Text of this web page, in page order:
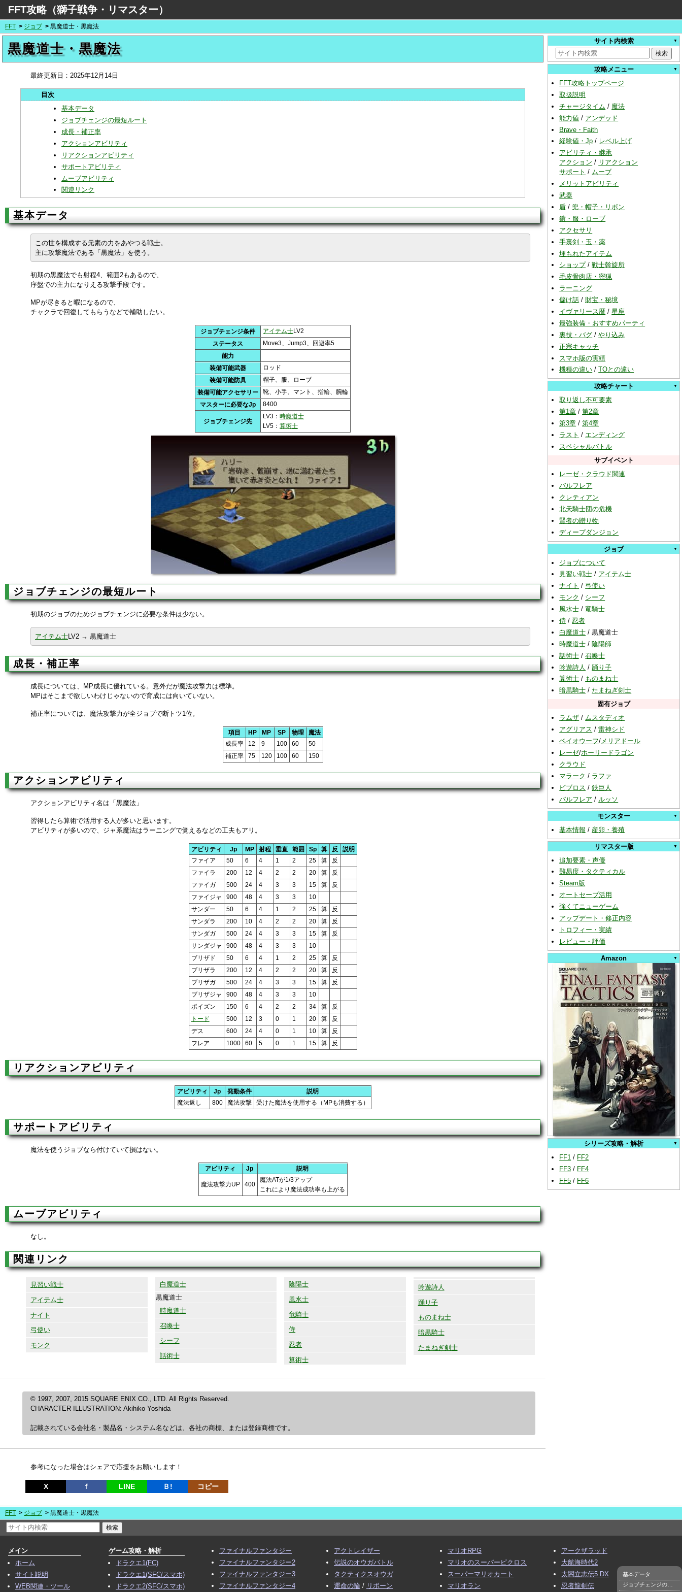
FFT攻略（獅子戦争・リマスター）
FFT ジョブ 黒魔道士・黒魔法
黒魔道士・黒魔法
最終更新日： 2025年12月14日
基本データ
ジョブチェンジの最短ルート
成長・補正率
アクションアビリティ
リアクションアビリティ
サポートアビリティ
ムーブアビリティ
関連リンク
基本データ
この世を構成する元素の力をあやつる戦士。
主に攻撃魔法である「黒魔法」を使う。
初期の黒魔法でも射程4、範囲2もあるので、
序盤での主力になりえる攻撃手段です。
MPが尽きると暇になるので、
チャクラで回復してもらうなどで補助したい。
ジョブチェンジ条件 アイテム士LV2
ステータス
Move3、Jump3、回避率5
能力
装備可能武器
ロッド
装備可能防具
帽子、服、ローブ
装備可能アクセサリー
靴、小手、マント、指輪、腕輪
マスターに必要なJp
8400
ジョブチェンジ先
LV3：時魔道士
LV5：算術士
ジョブチェンジの最短ルート
初期のジョブのためジョブチェンジに必要な条件は少ない。
アイテム士LV2 → 黒魔道士
成長・補正率
成長については、MP成長に優れている。意外だが魔法攻撃力は標準。
MPはそこまで欲しいわけじゃないので育成には向いていない。
補正率については、魔法攻撃力が全ジョブで断トツ1位。
項目 HP MP SP 物理
魔法
成長率
12 9 100 60
50
補正率
75 120 100 60 150
アクションアビリティ
アクションアビリティ名は「黒魔法」
習得したら算術で活用する人が多いと思います。
アビリティが多いので、ジャ系魔法はラーニングで覚えるなどの工夫もアリ。
アビリティ Jp MP 射程 垂直 範囲 Sp 算 反
説明
ファイア
50 6 4 1 2 25 算
反
ファイラ
200 12 4 2 2 20 算
反
ファイガ
500 24 4 3 3 15 算
反
ファイジャ
900 48 4 3 3
10
サンダー
50 6 4 1 2 25 算
反
サンダラ
200 10 4 2 2 20 算
反
サンダガ
500 24 4 3 3 15 算
反
サンダジャ
900 48 4 3 3
10
ブリザド
50 6 4 1 2 25 算
反
ブリザラ
200 12 4 2 2 20 算
反
ブリザガ
500 24 4 3 3 15 算
反
ブリザジャ
900 48 4 3 3
10
ポイズン
150 6 4 2 2 34 算
反
トード
500 12 3 0 1 20 算
反
デス
600 24 4 0 1 10 算
反
フレア
1000 60 5 0 1 15 算 反
リアクションアビリティ
アビリティ Jp 発動条件
説明
魔法返し
800 魔法攻撃 受けた魔法を使用する（MPも消費する）
サポートアビリティ
魔法を使うジョブなら付けていて損はない。
アビリティ Jp 説明
魔法攻撃力UP 400
魔法ATが1/3アップ
これにより魔法成功率も上がる
ムーブアビリティ
なし。
関連リンク
見習い戦士
アイテム士
ナイト
弓使い
モンク
白魔道士
黒魔道士
時魔道士
召喚士
シーフ
話術士
陰陽士
風水士
竜騎士
侍
忍者
算術士
吟遊詩人
踊り子
ものまね士
暗黒騎士
たまねぎ剣士
© 1997, 2007, 2015 SQUARE ENIX CO., LTD. All Rights Reserved.
CHARACTER ILLUSTRATION: Akihiko Yoshida
記載されている会社名・製品名・システム名などは、各社の商標、または登録商標です。
参考になった場合はシェアで応援をお願いします！
X ｆ LINE Ｂ! コピー
サイト内検索
攻略メニュー
FFT攻略トップページ
取扱説明
チャージタイム / 魔法
能力値 / アンデッド
Brave・Faith
経験値・Jp / レベル上げ
アビリティ・継承
アクション / リアクション
サポート /ムーブ
メリットアビリティ
武器
盾 / 兜・帽子・リボン
鎧・服・ローブ
アクセサリ
手裏剣・玉・薬
埋もれたアイテム
ショップ/戦士斡旋所
毛皮骨肉店・密猟
ラーニング
儲け話 / 財宝・秘境
イヴァリース暦 /星座
最強装備・おすすめパーティ
裏技・バグ /やり込み
正宗キャッチ
スマホ版の実績
機種の違い /TOとの違い
攻略チャート
取り返し不可要素
第1章 /第2章
第3章 /第4章
ラスト / エンディング
スペシャルバトル
サブイベント
レーゼ・クラウド関連
バルフレア
クレティアン
北天騎士団の危機
賢者の贈り物
ディープダンジョン
ジョブ
ジョブについて
見習い戦士 / アイテム士
ナイト / 弓使い
モンク / シーフ
風水士 /竜騎士
侍 / 忍者
白魔道士 /黒魔道士
時魔道士 /陰陽師
話術士 /召喚士
吟遊詩人 /踊り子
算術士 / ものまね士
暗黒騎士 / たまねぎ剣士
固有ジョブ
ラムザ /ムスタディオ
アグリアス /雷神シド
ベイオウーフ/メリアドール
レーゼ/ホーリードラゴン
クラウド
マラーク / ラファ
ビブロス /鉄巨人
バルフレア / ルッソ
モンスター
基本情報 / 産卵・養殖
リマスター版
追加要素・声優
難易度・タクティカル
Steam版
オートセーブ活用
強くてニューゲーム
アップデート・修正内容
トロフィー・実績
レビュー・評価
Amazon
シリーズ攻略・解析
FF1 / FF2
FF3 / FF4
FF5 / FF6
FFT ジョブ 黒魔道士・黒魔法
メイン
ホーム
サイト説明
WEB関連・ツール
ゲーム攻略・解析
ドラクエ1(FC)
ドラクエ1(SFC/スマホ)
ドラクエ2(SFC/スマホ)
ファイナルファンタジー
ファイナルファンタジー2
ファイナルファンタジー3
ファイナルファンタジー4
アクトレイザー
伝説のオウガバトル
タクティクスオウガ
運命の輪 / リボーン
マリオRPG
マリオのスーパーピクロス
スーパーマリオカート
マリオラン
アークザラッド
大航海時代2
太閤立志伝5 DX
忍者龍剣伝
基本データ